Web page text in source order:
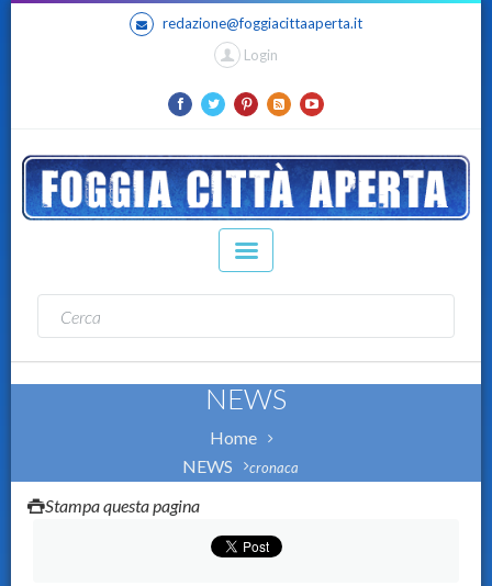
redazione@foggiacittaaperta.it
Login
NEWS
Home
NEWS
cronaca
Stampa questa pagina